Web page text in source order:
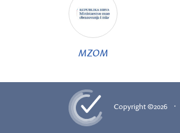
MZOM
Copyright ©2026 ·